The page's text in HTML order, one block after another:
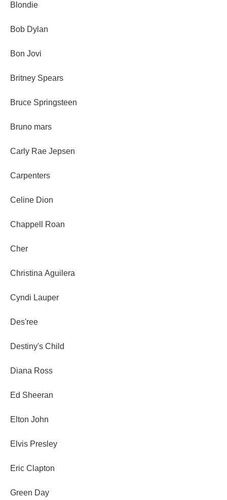
Blondie
Bob Dylan
Bon Jovi
Britney Spears
Bruce Springsteen
Bruno mars
Carly Rae Jepsen
Carpenters
Celine Dion
Chappell Roan
Cher
Christina Aguilera
Cyndi Lauper
Des'ree
Destiny's Child
Diana Ross
Ed Sheeran
Elton John
Elvis Presley
Eric Clapton
Green Day